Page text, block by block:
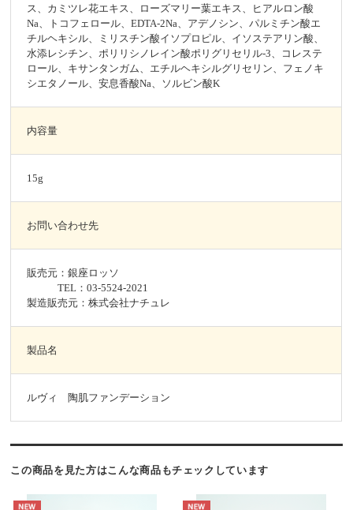
ス、カミツレ花エキス、ローズマリー葉エキス、ヒアルロン酸
Na、トコフェロール、EDTA-2Na、アデノシン、パルミチン酸エ
チルヘキシル、ミリスチン酸イソプロピル、イソステアリン酸、
水添レシチン、ポリリシノレイン酸ポリグリセリル-3、コレステ
ロール、キサンタンガム、エチルヘキシルグリセリン、フェノキ
シエタノール、安息香酸Na、ソルビン酸K
内容量
15g
お問い合わせ先
販売元：銀座ロッソ
TEL：03-5524-2021
製造販売元：株式会社ナチュレ
製品名
ルヴィ 陶肌ファンデーション
この商品を見た方はこんな商品もチェックしています